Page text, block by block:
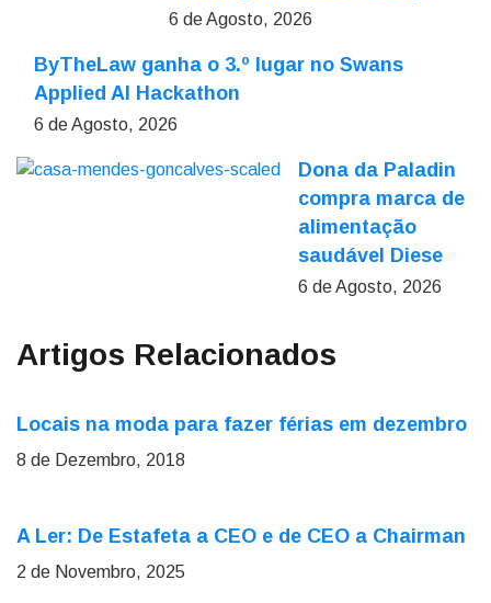
6 de Agosto, 2026
ByTheLaw ganha o 3.º lugar no Swans
Applied AI Hackathon
6 de Agosto, 2026
Dona da Paladin
compra marca de
alimentação
saudável Diese
6 de Agosto, 2026
Artigos Relacionados
Locais na moda para fazer férias em dezembro
8 de Dezembro, 2018
A Ler: De Estafeta a CEO e de CEO a Chairman
2 de Novembro, 2025